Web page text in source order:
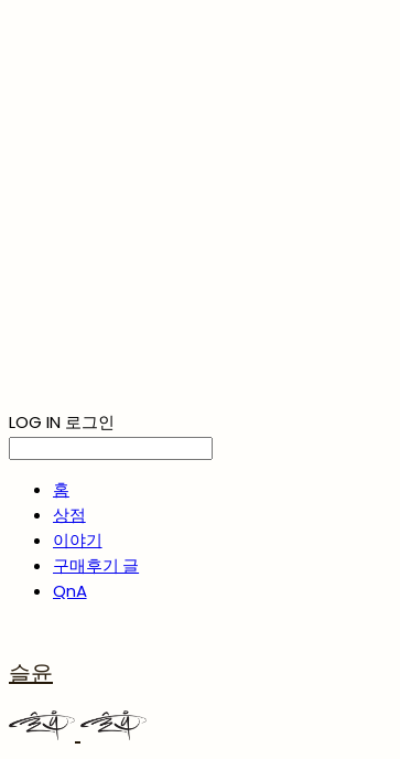
LOG IN 로그인
홈
상점
이야기
구매후기 글
QnA
슬윤